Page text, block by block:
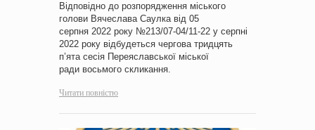
Відповідно до розпорядження міського
голови Вячеслава Саулка від 05
серпня 2022 року №213/07-04/11-22 у серпні
2022 року відбудеться чергова тридцять
п’ята сесія Переяславської міської
ради восьмого скликання.
Читати повністю